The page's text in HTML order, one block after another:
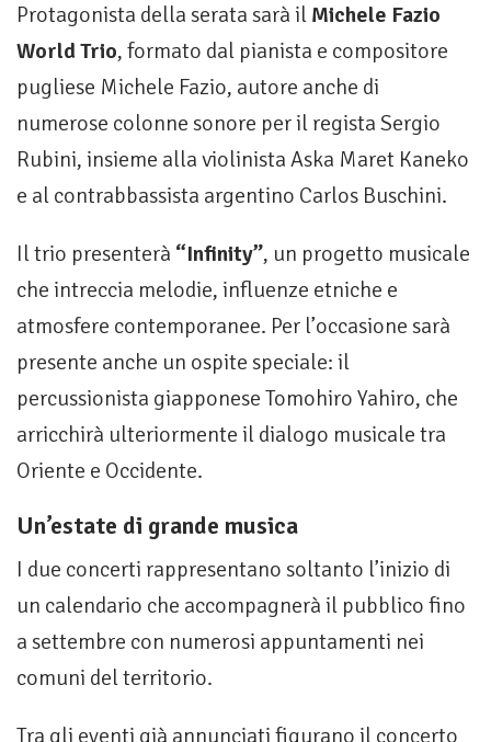
Protagonista della serata sarà il Michele Fazio
World Trio, formato dal pianista e compositore
pugliese Michele Fazio, autore anche di
numerose colonne sonore per il regista Sergio
Rubini, insieme alla violinista Aska Maret Kaneko
e al contrabbassista argentino Carlos Buschini.
Il trio presenterà “Infinity”, un progetto musicale
che intreccia melodie, influenze etniche e
atmosfere contemporanee. Per l’occasione sarà
presente anche un ospite speciale: il
percussionista giapponese Tomohiro Yahiro, che
arricchirà ulteriormente il dialogo musicale tra
Oriente e Occidente.
Un’estate di grande musica
I due concerti rappresentano soltanto l’inizio di
un calendario che accompagnerà il pubblico fino
a settembre con numerosi appuntamenti nei
comuni del territorio.
Tra gli eventi già annunciati figurano il concerto